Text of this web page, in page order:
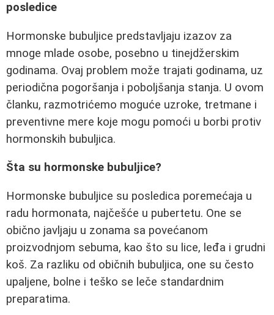
posledice
Hormonske bubuljice predstavljaju izazov za
mnoge mlade osobe, posebno u tinejdžerskim
godinama. Ovaj problem može trajati godinama, uz
periodična pogoršanja i poboljšanja stanja. U ovom
članku, razmotrićemo moguće uzroke, tretmane i
preventivne mere koje mogu pomoći u borbi protiv
hormonskih bubuljica.
Šta su hormonske bubuljice?
Hormonske bubuljice su posledica poremećaja u
radu hormonata, najčešće u pubertetu. One se
obično javljaju u zonama sa povećanom
proizvodnjom sebuma, kao što su lice, leđa i grudni
koš. Za razliku od običnih bubuljica, one su često
upaljene, bolne i teško se leče standardnim
preparatima.